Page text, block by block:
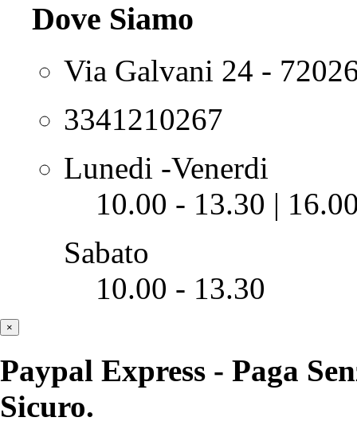
Dove Siamo
Via Galvani 24 -
3341210267
Lunedi -Venerdi
10.00 - 13.30 |
Sabato
10.00 - 13.30
×
Paypal Express - Paga
Sicuro.